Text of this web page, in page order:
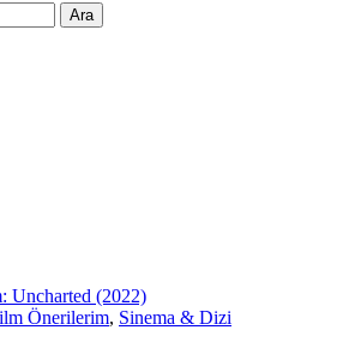
Uncharted (2022)
Önerilerim, Sinema & Dizi